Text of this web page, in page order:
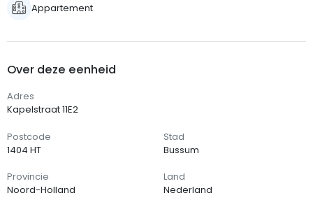
Appartement
Over deze eenheid
Adres
Kapelstraat 11E2
Postcode
1404 HT
Stad
Bussum
Provincie
Noord-Holland
Land
Nederland